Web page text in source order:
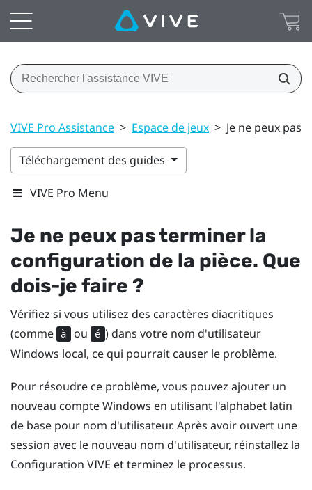
VIVE Pro Assistance > Espace de jeux > Je ne peux pas
Téléchargement des guides
VIVE Pro Menu
Je ne peux pas terminer la
configuration de la pièce. Que
dois-je faire ?
Vérifiez si vous utilisez des caractères diacritiques
(comme
à ou é ) dans votre nom d'utilisateur
Windows local, ce qui pourrait causer le problème.
Pour résoudre ce problème, vous pouvez ajouter un
nouveau compteWindows en utilisant l'alphabet latin
de base pour nom d'utilisateur. Après avoir ouvert une
session avec le nouveau nom d'utilisateur, réinstallez la
Configuration VIVE et terminez le processus.